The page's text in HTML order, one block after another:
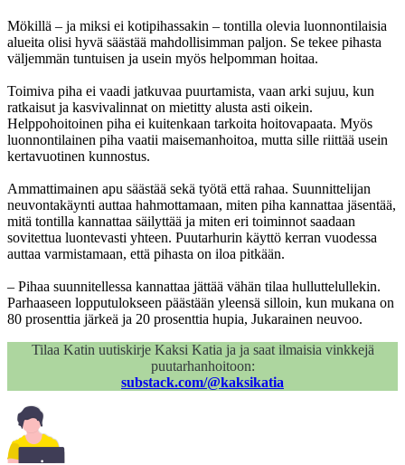
Mökillä – ja miksi ei kotipihassakin – tontilla olevia luonnontilaisia
alueita olisi hyvä säästää mahdollisimman paljon. Se tekee pihasta
väljemmän tuntuisen ja usein myös helpomman hoitaa.
Toimiva piha ei vaadi jatkuvaa puurtamista, vaan arki sujuu, kun
ratkaisut ja kasvivalinnat on mietitty alusta asti oikein.
Helppohoitoinen piha ei kuitenkaan tarkoita hoitovapaata. Myös
luonnontilainen piha vaatii maisemanhoitoa, mutta sille riittää usein
kertavuotinen kunnostus.
Ammattimainen apu säästää sekä työtä että rahaa. Suunnittelijan
neuvontakäynti auttaa hahmottamaan, miten piha kannattaa jäsentää,
mitä tontilla kannattaa säilyttää ja miten eri toiminnot saadaan
sovitettua luontevasti yhteen. Puutarhurin käyttö kerran vuodessa
auttaa varmistamaan, että pihasta on iloa pitkään.
– Pihaa suunnitellessa kannattaa jättää vähän tilaa hulluttelullekin.
Parhaaseen lopputulokseen päästään yleensä silloin, kun mukana on
80 prosenttia järkeä ja 20 prosenttia hupia, Jukarainen neuvoo.
Tilaa Katin uutiskirje Kaksi Katia ja ja saat ilmaisia vinkkejä
puutarhanhoitoon:
substack.com/@kaksikatia